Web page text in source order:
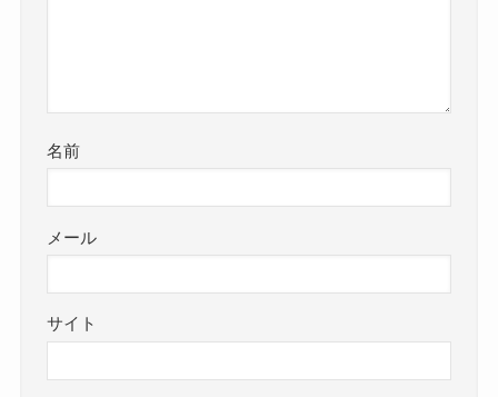
名前
メール
サイト